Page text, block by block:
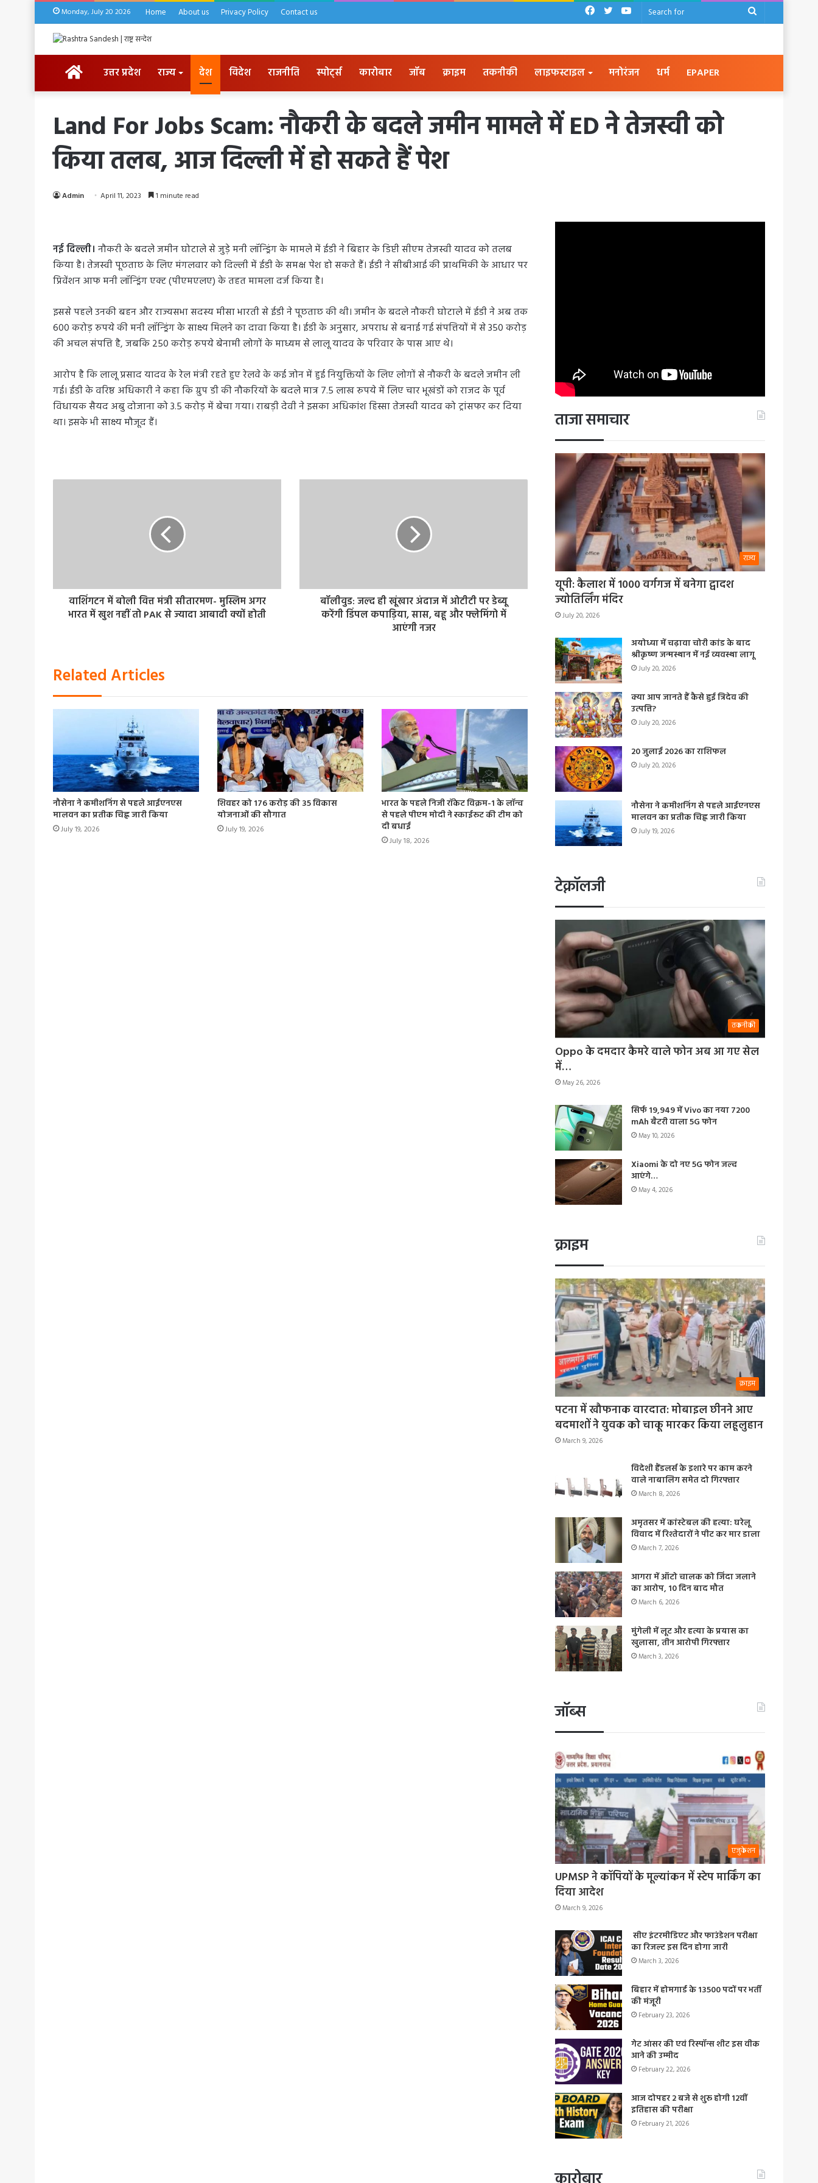
Monday, July 20 2026 Home About us Privacy Policy Contact us
Search
YouTube
Twitter
Facebook
HOMEउत्तर प्रदेश राज्य देश विदेश राजनीति स्पोर्ट्स कारोबार जॉब क्राइम तकनीकी लाइफस्टाइल मनोरंजन धर्म EPAPER
Land For Jobs Scam: नौकरी के बदले जमीन मामले में ED ने तेजस्वी को
किया तलब, आज दिल्ली में हो सकते हैं पेश
Admin April 11, 2023 1 minute read
नई दिल्ली। नौकरी के बदले जमीन घोटाले से जुड़े मनी लॉन्ड्रिंग के मामले में ईडी ने बिहार के डिप्टी सीएम तेजस्वी यादव को तलब
किया है। तेजस्वी पूछताछ के लिए मंगलवार को दिल्ली में ईडी के समक्ष पेश हो सकते हैं। ईडी ने सीबीआई की प्राथमिकी के आधार पर
प्रिवेंशन आफ मनी लॉन्ड्रिंग एक्ट (पीएमएलए) के तहत मामला दर्ज किया है।
इससे पहले उनकी बहन और राज्यसभा सदस्य मीसा भारती से ईडी ने पूछताछ की थी। जमीन के बदले नौकरी घोटाले में ईडी ने अब तक
600 करोड़ रुपये की मनी लॉन्ड्रिंग के साक्ष्य मिलने का दावा किया है। ईडी के अनुसार, अपराध से बनाई गई संपत्तियों में से 350 करोड़
की अचल संपत्ति है, जबकि 250 करोड़ रुपये बेनामी लोगों के माध्यम से लालू यादव के परिवार के पास आए थे।
आरोप है कि लालू प्रसाद यादव के रेल मंत्री रहते हुए रेलवे के कई जोन में हुई नियुक्तियों के लिए लोगों से नौकरी के बदले जमीन ली
गई। ईडी के वरिष्ठ अधिकारी ने कहा कि ग्रुप डी की नौकरियों के बदले मात्र 7.5 लाख रुपये में लिए चार भूखंडों को राजद के पूर्व
विधायक सैयद अबु दोजाना को 3.5 करोड़ में बेचा गया। राबड़ी देवी ने इसका अधिकांश हिस्सा तेजस्वी यादव को ट्रांसफर कर दिया
था। इसके भी साक्ष्य मौजूद हैं।
वाशिंगटन में बोली वित्त मंत्री सीतारमण- मुस्लिम अगर
भारत में खुश नहीं तो PAK से ज्यादा आबादी क्यों होती
बॉलीवुड: जल्द ही खूंखार अंदाज में ओटीटी पर डेब्यू
करेंगी डिंपल कपाड़िया, सास, बहू और फ्लेमिंगो में
आएंगी नजर
Related Articles
नौसेना ने कमीशनिंग से पहले आईएनएस
मालवन का प्रतीक चिह्न जारी किया
July 19, 2026
शिवहर को 176 करोड़ की 35 विकास
योजनाओं की सौगात
July 19, 2026
भारत के पहले निजी रॉकेट विक्रम-1 के लॉन्च
से पहले पीएम मोदी ने स्काईरूट की टीम को
दी बधाई
July 18, 2026
ताजा समाचार
राज्य
यूपी: कैलाश में 1000 वर्गगज में बनेगा द्वादश
ज्योतिर्लिंग मंदिर
July 20, 2026
अयोध्या में चढ़ावा चोरी कांड के बाद
श्रीकृष्ण जन्मस्थान में नई व्यवस्था लागू
July 20, 2026
क्या आप जानते हैं कैसे हुई त्रिदेव की
उत्पत्ति?
July 20, 2026
20 जुलाई 2026 का राशिफल
July 20, 2026
नौसेना ने कमीशनिंग से पहले आईएनएस
मालवन का प्रतीक चिह्न जारी किया
July 19, 2026
टेक्नॉलजी
तकनीकी
Oppo के दमदार कैमरे वाले फोन अब आ गए सेल
में…
May 26, 2026
सिर्फ 19,949 में Vivo का नया 7200
mAh बैटरी वाला 5G फोन
May 10, 2026
Xiaomi के दो नए 5G फोन जल्द
आएंगे…
May 4, 2026
क्राइम
क्राइम
पटना में खौफनाक वारदात: मोबाइल छीनने आए
बदमाशों ने युवक को चाकू मारकर किया लहूलुहान
March 9, 2026
विदेशी हैंडलर्स के इशारे पर काम करने
वाले नाबालिग समेत दो गिरफ्तार
March 8, 2026
अमृतसर में कांस्टेबल की हत्या: घरेलू
विवाद में रिश्तेदारों ने पीट कर मार डाला
March 7, 2026
आगरा में ऑटो चालक को जिंदा जलाने
का आरोप, 10 दिन बाद मौत
March 6, 2026
मुंगेली में लूट और हत्या के प्रयास का
खुलासा, तीन आरोपी गिरफ्तार
March 3, 2026
जॉब्स
एजुकेशन
UPMSP ने कॉपियों के मूल्यांकन में स्टेप मार्किंग का
दिया आदेश
March 9, 2026
सीए इंटरमीडिएट और फाउंडेशन परीक्षा
का रिजल्ट इस दिन होगा जारी
March 3, 2026
बिहार में होमगार्ड के 13500 पदों पर भर्ती
की मंजूरी
February 23, 2026
गेट आंसर की एवं रिस्पॉन्स शीट इस वीक
आने की उम्मीद
February 22, 2026
आज दोपहर 2 बजे से शुरू होगी 12वीं
इतिहास की परीक्षा
February 21, 2026